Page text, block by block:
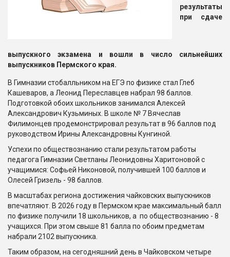
результаты
при сдаче
выпускного экзамена и вошли в число сильнейших
выпускников Пермского края.
В Гимназии стобалльником на ЕГЭ по физике стал Глеб
Кашеваров, а Леонид Переславцев набрал 98 баллов.
Подготовкой обоих школьников занимался Алексей
Александрович Кузьминых. В школе № 7 Вячеслав
Филимонцев продемонстрировал результат в 96 баллов под
руководством Ирины Александровны Кунгиной.
Успехи по обществознанию стали результатом работы
педагога Гимназии Светланы Леонидовны Харитоновой с
учащимися: Софьей Никоновой, получившей 100 баллов и
Олесей Гризель - 98 баллов.
В масштабах региона достижения чайковских выпускников
впечатляют. В 2026 году в Пермском крае максимальный балл
по физике получили 18 школьников, а по обществознанию - 8
учащихся. При этом свыше 81 балла по обоим предметам
набрали 2102 выпускника.
Таким образом, на сегодняшний день в Чайковском четыре